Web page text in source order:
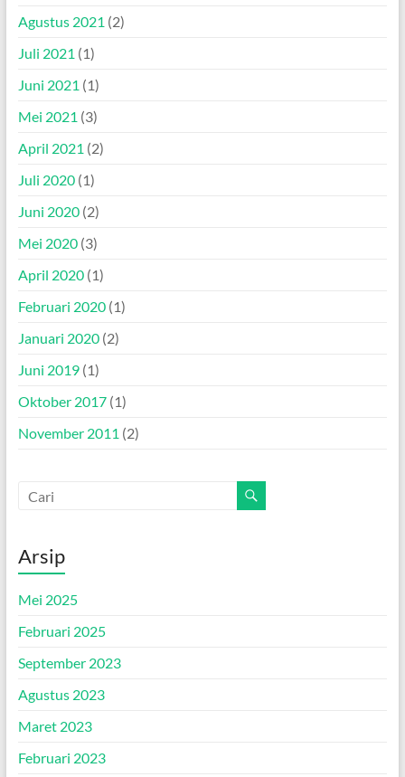
Agustus 2021 (2)
Juli 2021 (1)
Juni 2021 (1)
Mei 2021 (3)
April 2021 (2)
Juli 2020(1)
Juni 2020(2)
Mei 2020(3)
April 2020(1)
Februari 2020(1)
Januari 2020(2)
Juni 2019(1)
Oktober 2017(1)
November 2011 (2)
Arsip
Mei 2025
Februari 2025
September 2023
Agustus 2023
Maret 2023
Februari 2023